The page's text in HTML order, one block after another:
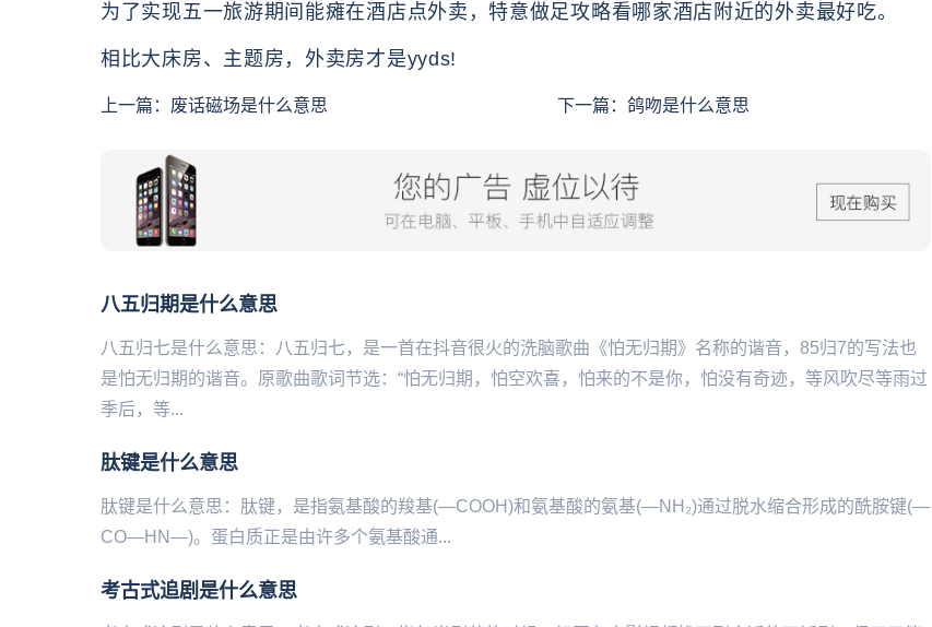
为了实现五一旅游期间能瘫在酒店点外卖，特意做足攻略看哪家酒店附近的外卖最好吃。
相比大床房、主题房，外卖房才是yyds!
上一篇： 废话磁场是什么意思 下一篇： 鸽吻是什么意思
八五归期是什么意思
八五归七是什么意思：八五归七，是一首在抖音很火的洗脑歌曲《怕无归期》名称的谐音，85归7的写法也
是怕无归期的谐音。原歌曲歌词节选：“怕无归期，怕空欢喜，怕来的不是你，怕没有奇迹，等风吹尽等雨过
季后，等...
肽键是什么意思
肽键是什么意思：肽‌‌‌‌‌‌‌‌‌‌键，是指氨基酸的羧基(—COOH)和氨基酸的氨基(—NH₂)通过脱水缩合形成的酰胺键(—
CO—HN—)。蛋白质正是由许多个氨基酸通...
考古式追剧是什么意思